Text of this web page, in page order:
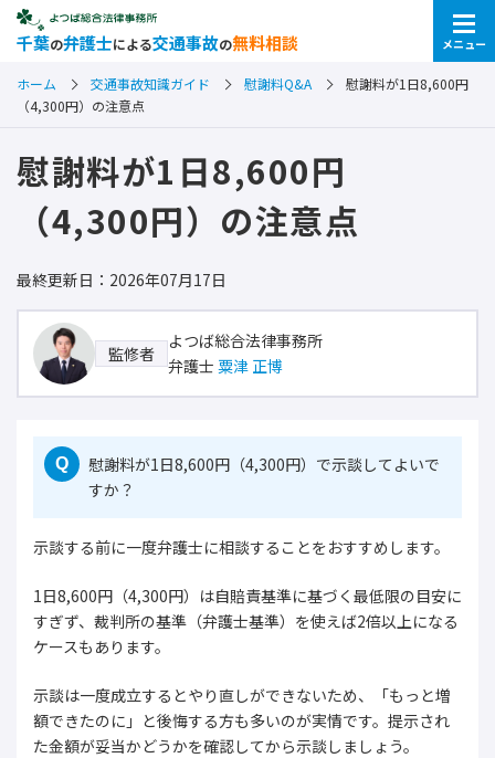
千葉の弁護士による交通事故の無料相談 メニュー
ホーム 交通事故知識ガイド 慰謝料Q&A
慰謝料が1日8,600円
（4,300円）の注意点
慰謝料が1日8,600円
（4,300円）の注意点
最終更新日：2026年07月17日
監修者
よつば総合法律事務所
弁護士 粟津 正博
Q
慰謝料が1日8,600円（4,300円）で示談してよいで
すか？
示談する前に一度弁護士に相談することをおすすめします。
1日8,600円（4,300円）は自賠責基準に基づく最低限の目安に
すぎず、裁判所の基準（弁護士基準）を使えば2倍以上になる
ケースもあります。
示談は一度成立するとやり直しができないため、「もっと増
額できたのに」と後悔する方も多いのが実情です。提示され
た金額が妥当かどうかを確認してから示談しましょう。